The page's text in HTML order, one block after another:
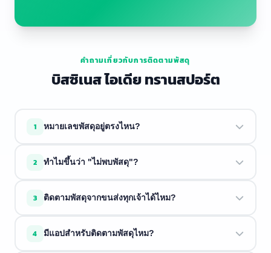
คำถามเกี่ยวกับการติดตามพัสดุ
บิสซิเนส ไอเดีย ทรานสปอร์ต
1 หมายเลขพัสดุอยู่ตรงไหน?
ขาย มักจะขึ้นต้นด้วยตัวอักษรตามด้วยตัวเลข
2 ทำไมขึ้นว่า "ไม่พบพัสดุ"?
ขนส่งบางแห่งใช้เวลา 1 ถึง 2 วันในการอัพเดตระบบ
3 ติดตามพัสดุจากขนส่งทุกเจ้าได้ไหม?
รายการด้านบน เราติดตามให้ได้
4 มีแอปสำหรับติดตามพัสดุไหม?